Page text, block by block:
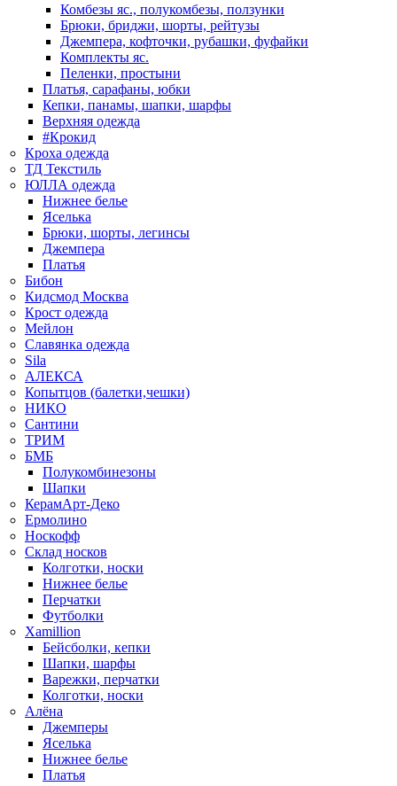
Комбезы яс., полукомбезы, ползунки
Брюки, бриджи, шорты, рейтузы
Джемпера, кофточки, рубашки, фуфайки
Комплекты яс.
Пеленки, простыни
Платья, сарафаны, юбки
Кепки, панамы, шапки, шарфы
Верхняя одежда
#Крокид
Кроха одежда
ТД Текстиль
ЮЛЛА одежда
Нижнее белье
Яселька
Брюки, шорты, легинсы
Джемпера
Платья
Бибон
Кидсмод Москва
Крост одежда
Мейлон
Славянка одежда
Sila
АЛЕКСА
Копытцов (балетки,чешки)
НИКО
Сантини
ТРИМ
БМБ
Полукомбинезоны
Шапки
КерамАрт-Деко
Ермолино
Носкофф
Склад носков
Колготки, носки
Нижнее белье
Перчатки
Футболки
Xamillion
Бейсболки, кепки
Шапки, шарфы
Варежки, перчатки
Колготки, носки
Алёна
Джемперы
Яселька
Нижнее белье
Платья